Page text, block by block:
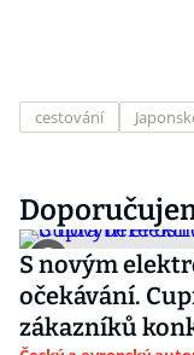
cestování
S novým
očekávání.
zákazníků